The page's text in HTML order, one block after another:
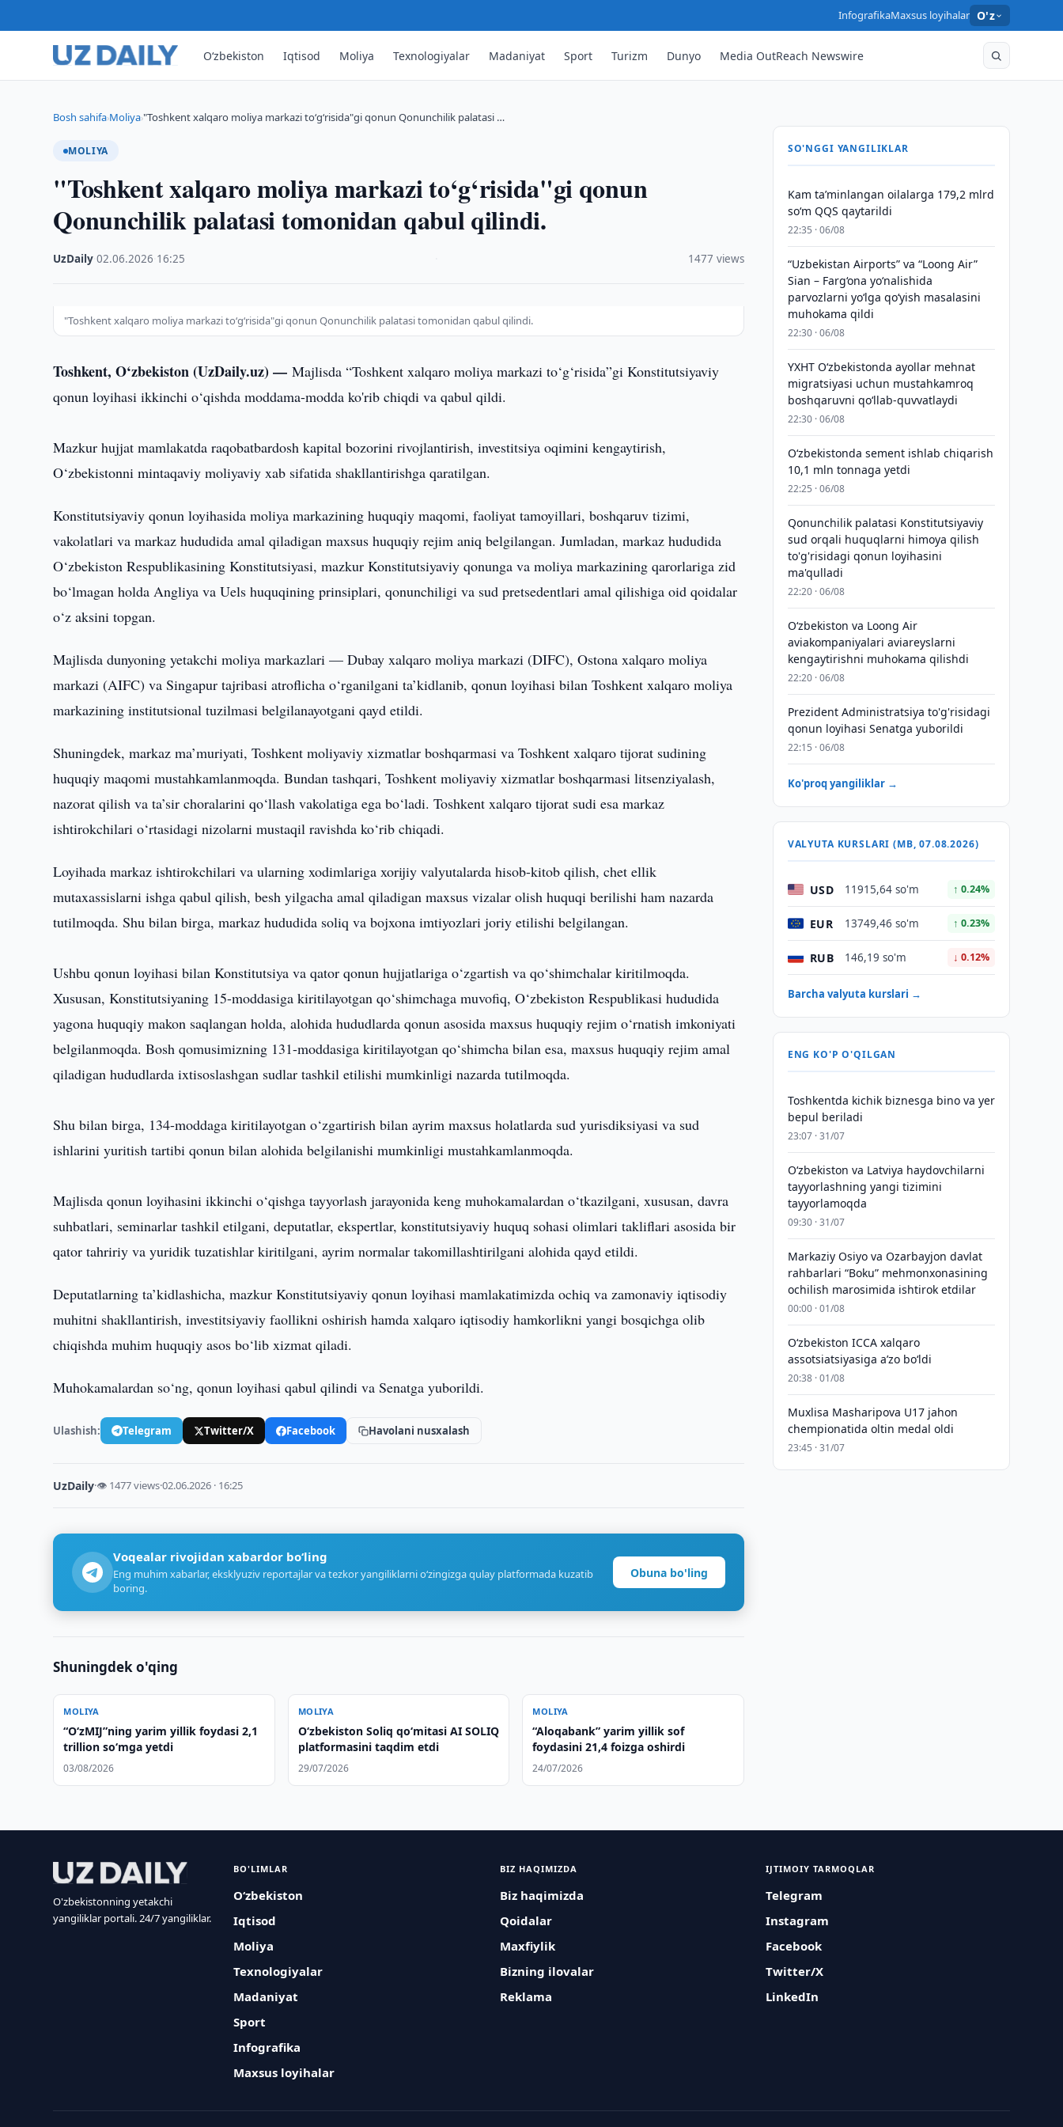
InfografikaMaxsus loyihalar O'z
O‘zbekiston Iqtisod Moliya Texnologiyalar Madaniyat Sport Turizm Dunyo Media OutReach Newswire
Bosh sahifa›Moliya›"Toshkent xalqaro moliya markazi to‘g‘risida"gi qonun Qonunchilik palatasi …
MOLIYA
"Toshkent xalqaro moliya markazi to‘g‘risida"gi qonun
Qonunchilik palatasi tomonidan qabul qilindi.
UzDaily ·02.06.2026 16:25 1477 views
"Toshkent xalqaro moliya markazi to‘g‘risida"gi qonun Qonunchilik palatasi tomonidan qabul qilindi.
Toshkent, O‘zbekiston (UzDaily.uz) —Majlisda “Toshkent xalqaro moliya markazi to‘g‘risida”gi Konstitutsiyaviy
qonun loyihasi ikkinchi o‘qishda moddama-modda ko'rib chiqdi va qabul qildi.
Mazkur hujjat mamlakatda raqobatbardosh kapital bozorini rivojlantirish, investitsiya oqimini kengaytirish,
O‘zbekistonni mintaqaviy moliyaviy xab sifatida shakllantirishga qaratilgan.
Konstitutsiyaviy qonun loyihasida moliya markazining huquqiy maqomi, faoliyat tamoyillari, boshqaruv tizimi,
vakolatlari va markaz hududida amal qiladigan maxsus huquqiy rejim aniq belgilangan. Jumladan, markaz hududida
O‘zbekiston Respublikasining Konstitutsiyasi, mazkur Konstitutsiyaviy qonunga va moliya markazining qarorlariga zid
bo‘lmagan holda Angliya va Uels huquqining prinsiplari, qonunchiligi va sud pretsedentlari amal qilishiga oid qoidalar
o‘z aksini topgan.
Majlisda dunyoning yetakchi moliya markazlari — Dubay xalqaro moliya markazi (DIFC), Ostona xalqaro moliya
markazi (AIFC) va Singapur tajribasi atroflicha o‘rganilgani ta’kidlanib, qonun loyihasi bilan Toshkent xalqaro moliya
markazining institutsional tuzilmasi belgilanayotgani qayd etildi.
Shuningdek, markaz ma’muriyati, Toshkent moliyaviy xizmatlar boshqarmasi va Toshkent xalqaro tijorat sudining
huquqiy maqomi mustahkamlanmoqda. Bundan tashqari, Toshkent moliyaviy xizmatlar boshqarmasi litsenziyalash,
nazorat qilish va ta’sir choralarini qo‘llash vakolatiga ega bo‘ladi. Toshkent xalqaro tijorat sudi esa markaz
ishtirokchilari o‘rtasidagi nizolarni mustaqil ravishda ko‘rib chiqadi.
Loyihada markaz ishtirokchilari va ularning xodimlariga xorijiy valyutalarda hisob-kitob qilish, chet ellik
mutaxassislarni ishga qabul qilish, besh yilgacha amal qiladigan maxsus vizalar olish huquqi berilishi ham nazarda
tutilmoqda. Shu bilan birga, markaz hududida soliq va bojxona imtiyozlari joriy etilishi belgilangan.
Ushbu qonun loyihasi bilan Konstitutsiya va qator qonun hujjatlariga o‘zgartish va qo‘shimchalar kiritilmoqda.
Xususan, Konstitutsiyaning 15-moddasiga kiritilayotgan qo‘shimchaga muvofiq, O‘zbekiston Respublikasi hududida
yagona huquqiy makon saqlangan holda, alohida hududlarda qonun asosida maxsus huquqiy rejim o‘rnatish imkoniyati
belgilanmoqda. Bosh qomusimizning 131-moddasiga kiritilayotgan qo‘shimcha bilan esa, maxsus huquqiy rejim amal
qiladigan hududlarda ixtisoslashgan sudlar tashkil etilishi mumkinligi nazarda tutilmoqda.
Shu bilan birga, 134-moddaga kiritilayotgan o‘zgartirish bilan ayrim maxsus holatlarda sud yurisdiksiyasi va sud
ishlarini yuritish tartibi qonun bilan alohida belgilanishi mumkinligi mustahkamlanmoqda.
Majlisda qonun loyihasini ikkinchi o‘qishga tayyorlash jarayonida keng muhokamalardan o‘tkazilgani, xususan, davra
suhbatlari, seminarlar tashkil etilgani, deputatlar, ekspertlar, konstitutsiyaviy huquq sohasi olimlari takliflari asosida bir
qator tahririy va yuridik tuzatishlar kiritilgani, ayrim normalar takomillashtirilgani alohida qayd etildi.
Deputatlarning ta’kidlashicha, mazkur Konstitutsiyaviy qonun loyihasi mamlakatimizda ochiq va zamonaviy iqtisodiy
muhitni shakllantirish, investitsiyaviy faollikni oshirish hamda xalqaro iqtisodiy hamkorlikni yangi bosqichga olib
chiqishda muhim huquqiy asos bo‘lib xizmat qiladi.
Muhokamalardan so‘ng, qonun loyihasi qabul qilindi va Senatga yuborildi.
Ulashish: Telegram Twitter/X Facebook Havolani nusxalash
UzDaily·👁 1477 views·02.06.2026 · 16:25
Voqealar rivojidan xabardor bo‘ling
Eng muhim xabarlar, eksklyuziv reportajlar va tezkor yangiliklarni o‘zingizga qulay platformada kuzatib
boring.
Obuna bo'ling
Shuningdek o'qing
MOLIYA
“O‘zMIJ”ning yarim yillik foydasi 2,1
trillion so‘mga yetdi
03/08/2026
MOLIYA
O‘zbekiston Soliq qo‘mitasi AI SOLIQ
platformasini taqdim etdi
29/07/2026
MOLIYA
“Aloqabank” yarim yillik sof
foydasini 21,4 foizga oshirdi
24/07/2026
SO'NGGI YANGILIKLAR
Kam taʼminlangan oilalarga 179,2 mlrd
so‘m QQS qaytarildi
22:35 · 06/08
“Uzbekistan Airports” va “Loong Air”
Sian – Farg‘ona yo‘nalishida
parvozlarni yo‘lga qo‘yish masalasini
muhokama qildi
22:30 · 06/08
YXHT O‘zbekistonda ayollar mehnat
migratsiyasi uchun mustahkamroq
boshqaruvni qo‘llab-quvvatlaydi
22:30 · 06/08
O‘zbekistonda sement ishlab chiqarish
10,1 mln tonnaga yetdi
22:25 · 06/08
Qonunchilik palatasi Konstitutsiyaviy
sud orqali huquqlarni himoya qilish
to'g'risidagi qonun loyihasini
ma'qulladi
22:20 · 06/08
Oʻzbekiston va Loong Air
aviakompaniyalari aviareyslarni
kengaytirishni muhokama qilishdi
22:20 · 06/08
Prezident Administratsiya to'g'risidagi
qonun loyihasi Senatga yuborildi
22:15 · 06/08
Ko'proq yangiliklar →
VALYUTA KURSLARI (MB, 07.08.2026)
USD 11915,64 so'm ↑ 0.24%
EUR 13749,46 so'm ↑ 0.23%
RUB 146,19 so'm ↓ 0.12%
Barcha valyuta kurslari →
ENG KO'P O'QILGAN
Toshkentda kichik biznesga bino va yer
bepul beriladi
23:07 · 31/07
Oʻzbekiston va Latviya haydovchilarni
tayyorlashning yangi tizimini
tayyorlamoqda
09:30 · 31/07
Markaziy Osiyo va Ozarbayjon davlat
rahbarlari “Boku” mehmonxonasining
ochilish marosimida ishtirok etdilar
00:00 · 01/08
O‘zbekiston ICCA xalqaro
assotsiatsiyasiga aʼzo bo‘ldi
20:38 · 01/08
Muxlisa Masharipova U17 jahon
chempionatida oltin medal oldi
23:45 · 31/07
O'zbekistonning yetakchi
yangiliklar portali. 24/7 yangiliklar.
BO'LIMLAR
O‘zbekiston
Iqtisod
Moliya
Texnologiyalar
Madaniyat
Sport
Infografika
Maxsus loyihalar
BIZ HAQIMIZDA
Biz haqimizda
Qoidalar
Maxfiylik
Bizning ilovalar
Reklama
IJTIMOIY TARMOQLAR
Telegram
Instagram
Facebook
Twitter/X
LinkedIn